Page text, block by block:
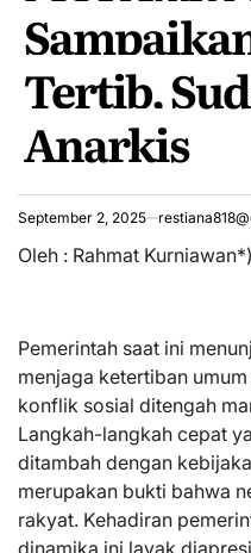
Tertib,
Anarkis
September 2, 2025
Oleh : Rahmat Kurniawan*)
Pemerintah saat ini
menjaga ketertiban
konflik sosial ditengah
Langkah-langkah cepat
ditambah dengan
merupakan bukti bahwa
rakyat. Kehadiran